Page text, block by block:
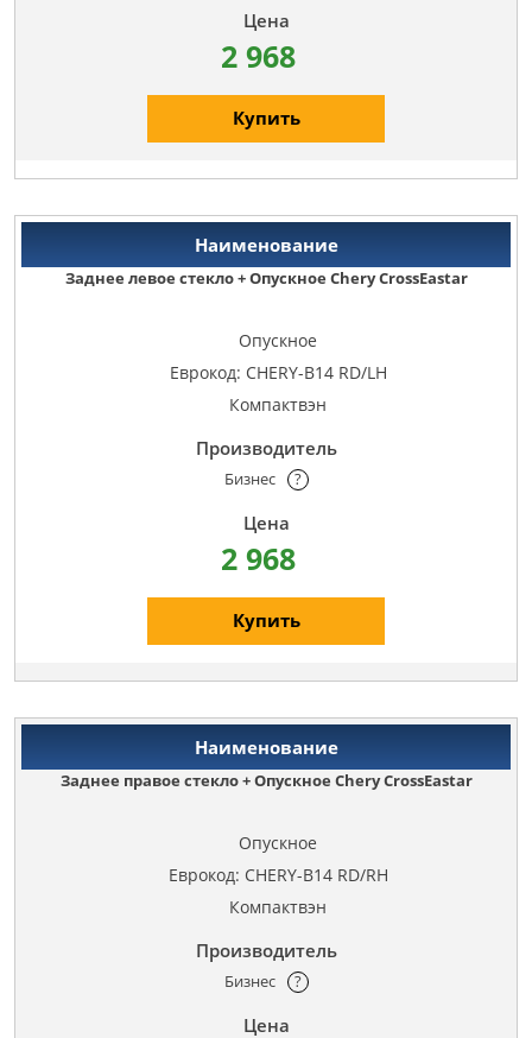
2 968
Купить
Заднее левое стекло + Опускное Chery CrossEastar
Опускное
Еврокод: CHERY-B14 RD/LH
Компактвэн
Бизнес ?
2 968
Купить
Заднее правое стекло + Опускное Chery CrossEastar
Опускное
Еврокод: CHERY-B14 RD/RH
Компактвэн
Бизнес ?